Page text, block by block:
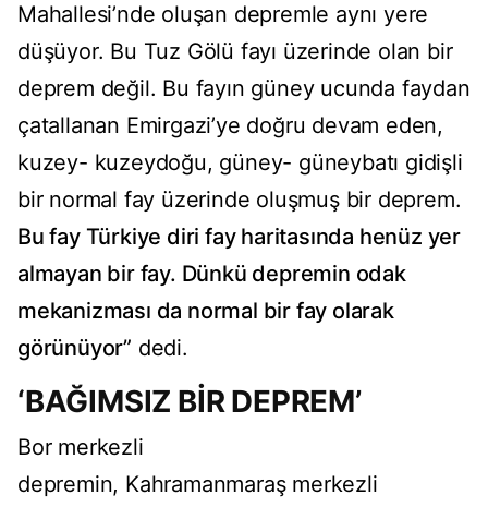
Mahallesi’nde oluşan depremle aynı yere
düşüyor. Bu Tuz Gölü fayı üzerinde olan bir
deprem değil. Bu fayın güney ucunda faydan
çatallanan Emirgazi’ye doğru devam eden,
kuzey- kuzeydoğu, güney- güneybatı gidişli
bir normal fay üzerinde oluşmuş bir deprem.
Bu fay Türkiye diri fay haritasında henüz yer
almayan bir fay. Dünkü depremin odak
mekanizması da normal bir fay olarak
görünüyor” dedi.
‘BAĞIMSIZ BİR DEPREM’
Bor merkezli
depremin, Kahramanmaraş merkezli